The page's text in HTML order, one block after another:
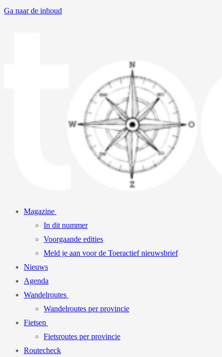
Ga naar de inhoud
Magazine
In dit nummer
Voorgaande edities
Meld je aan voor de Toeractief nieuwsbrief
Nieuws
Agenda
Wandelroutes
Wandelroutes per provincie
Fietsen
Fietsroutes per provincie
Routecheck